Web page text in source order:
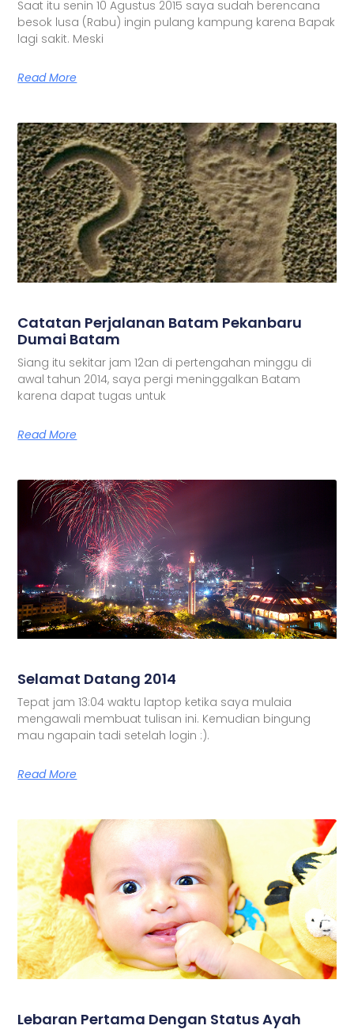
Saat itu senin 10 Agustus 2015 saya sudah berencana
besok lusa (Rabu) ingin pulang kampung karena Bapak
lagi sakit. Meski
Read More
Catatan Perjalanan Batam Pekanbaru
Dumai Batam
Siang itu sekitar jam 12an di pertengahan minggu di
awal tahun 2014, saya pergi meninggalkan Batam
karena dapat tugas untuk
Read More
Selamat Datang 2014
Tepat jam 13:04 waktu laptop ketika saya mulaia
mengawali membuat tulisan ini. Kemudian bingung
mau ngapain tadi setelah login :).
Read More
Lebaran Pertama Dengan Status Ayah